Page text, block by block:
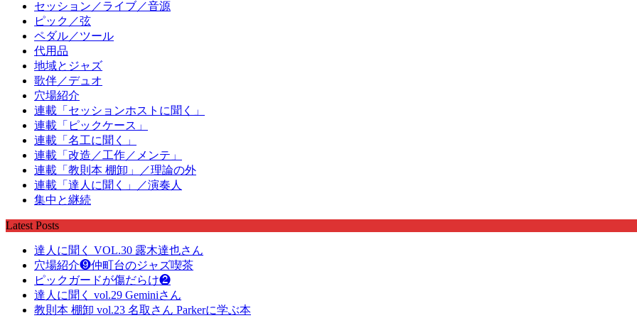
セッション／ライブ／音源
ピック／弦
ペダル／ツール
代用品
地域とジャズ
歌伴／デュオ
穴場紹介
連載「セッションホストに聞く」
連載「ピックケース」
連載「名工に聞く」
連載「改造／工作／メンテ」
連載「教則本 棚卸」／理論の外
連載「達人に聞く」／演奏人
集中と継続
Latest Posts
達人に聞く VOL.30 露木達也さん
穴場紹介❾仲町台のジャズ喫茶
ピックガードが傷だらけ❷
達人に聞く vol.29 Geminiさん
教則本 棚卸 vol.23 名取さん Parkerに学ぶ本